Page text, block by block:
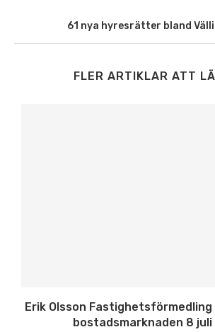
61 nya hyresrätter bland
FLER ARTIKLAR ATT
Erik Olsson
bostadsmarknaden 8 juli